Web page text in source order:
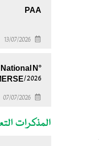
PAA
13/07/2026
N°
2026
07/07/2026
المذكرات